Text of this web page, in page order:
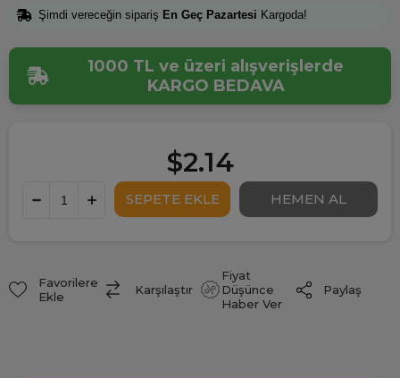
Şimdi vereceğin sipariş En Geç Pazartesi Kargoda!
1000 TL ve üzeri alışverişlerde
KARGO BEDAVA
$2.14
Favorilere
Ekle
Karşılaştır
Fiyat
Düşünce
Haber Ver
Paylaş